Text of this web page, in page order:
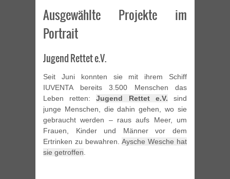
Ausgewählte Projekte im
Portrait
Jugend Rettet e.V.
Seit Juni konnten sie mit ihrem Schiff
IUVENTA bereits 3.500 Menschen das
Leben retten:Jugend Rettet e.V. sind
junge Menschen, die dahin gehen, wo sie
gebraucht werden – raus aufs Meer, um
Frauen, Kinder und Männer vor dem
Ertrinken zu bewahren. Aysche Wesche hat
sie getroffen.